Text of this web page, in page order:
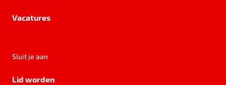
Vacatures
Sluit je aan
Lid worden